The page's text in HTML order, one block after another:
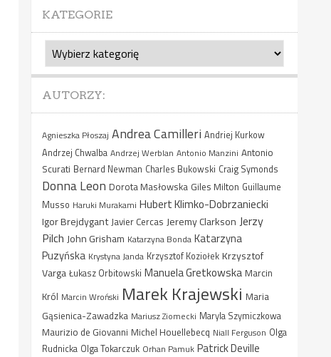
KATEGORIE
Kategorie
AUTORZY:
Agnieszka Płoszaj Andrea Camilleri Andriej Kurkow
Andrzej Chwalba Andrzej Werblan Antonio Manzini Antonio
Scurati Bernard Newman Charles Bukowski Craig Symonds
Donna Leon Dorota Masłowska Giles Milton Guillaume
Musso Haruki Murakami Hubert Klimko-Dobrzaniecki
Igor Brejdygant Javier Cercas Jeremy Clarkson Jerzy
Pilch John Grisham Katarzyna Bonda Katarzyna
Puzyńska Krystyna Janda Krzysztof Koziołek Krzysztof
Varga Łukasz Orbitowski Manuela Gretkowska Marcin
Król Marcin Wroński Marek Krajewski Maria
Gąsienica-Zawadzka Mariusz Ziomecki Maryla Szymiczkowa
Maurizio de Giovanni Michel Houellebecq Niall Ferguson Olga
Rudnicka Olga Tokarczuk Orhan Pamuk Patrick Deville